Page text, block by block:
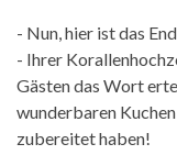
- Nun, hier ist das
- Ihrer
Gästen das Wort
wunderbaren
zubereitet haben!